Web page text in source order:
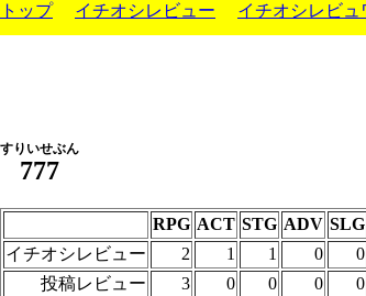
トップ イチオシレビュー イチオシレビュ
777
すりいせぶん
RPG ACT STG ADV SLG
イチオシレビュー
2 1 1 0 0
投稿レビュー
3 0 0 0 0